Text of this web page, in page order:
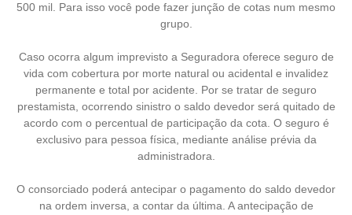
500 mil. Para isso você pode fazer junção de cotas num mesmo
grupo.
Caso ocorra algum imprevisto a Seguradora oferece seguro de
vida com cobertura por morte natural ou acidental e invalidez
permanente e total por acidente. Por se tratar de seguro
prestamista, ocorrendo sinistro o saldo devedor será quitado de
acordo com o percentual de participação da cota. O seguro é
exclusivo para pessoa física, mediante análise prévia da
administradora.
O consorciado poderá antecipar o pagamento do saldo devedor
na ordem inversa, a contar da última. A antecipação de